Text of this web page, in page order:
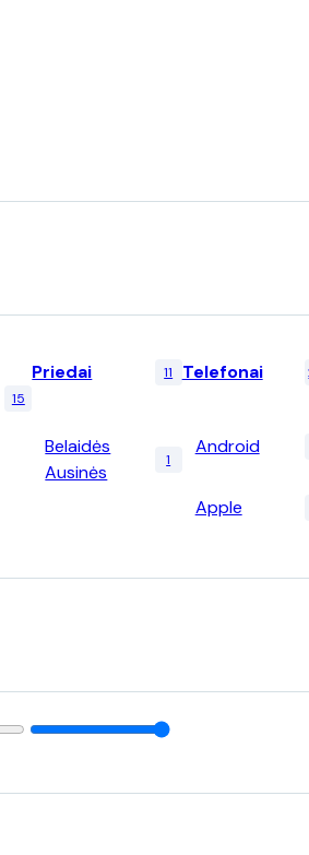
15
Priedai 11
Belaidės
Ausinės
1
Telefonai
Android
Apple